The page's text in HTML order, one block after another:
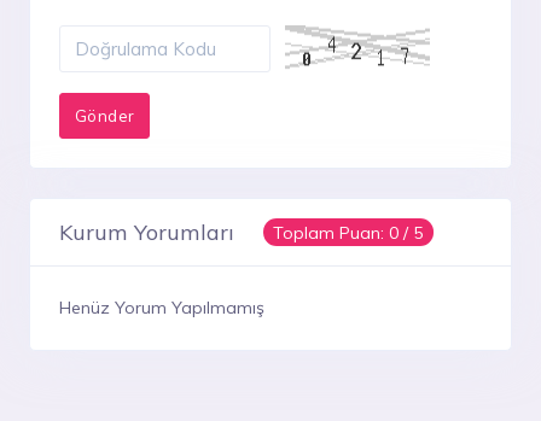
Kurum Yorumları Toplam Puan:0 / 5
Henüz Yorum Yapılmamış